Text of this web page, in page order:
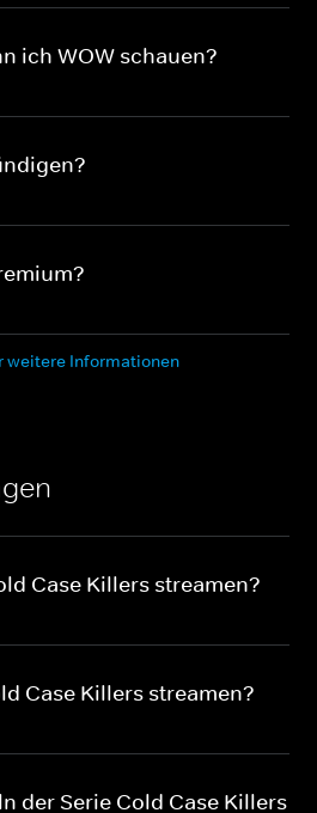
ich WOW schauen?
weitere Informationen
Case Killers streamen?
Case Killers streamen?
der Serie Cold Case Killers